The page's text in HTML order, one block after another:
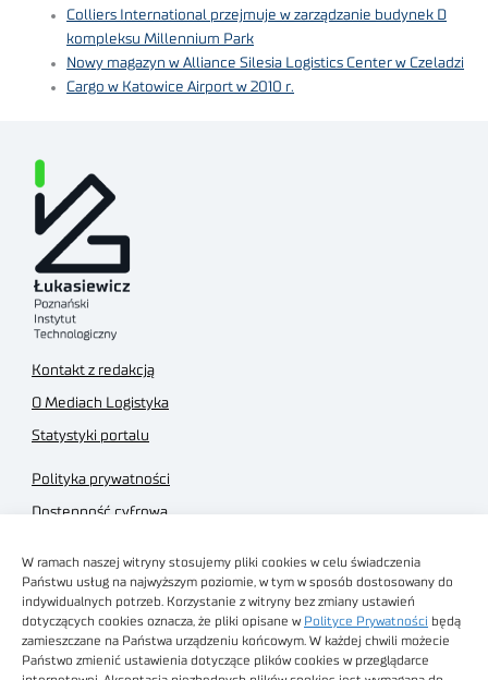
W ramach naszej witryny stosujemy pliki cookies w celu świadczenia
Państwu usług na najwyższym poziomie, w tym w sposób dostosowany do
indywidualnych potrzeb. Korzystanie z witryny bez zmiany ustawień
dotyczących cookies oznacza, że pliki opisane w Polityce Prywatności będą
zamieszczane na Państwa urządzeniu końcowym. W każdej chwili możecie
Państwo zmienić ustawienia dotyczące plików cookies w przeglądarce
Colliers International przejmuje w zarządzanie budynek D
kompleksu Millennium Park
Nowy magazyn w Alliance Silesia Logistics Center w Czeladzi
Cargo w Katowice Airport w 2010 r.
Kontakt z redakcją
O Mediach Logistyka
Statystyki portalu
Polityka prywatności
Dostępność cyfrowa
Regulamin sklepu